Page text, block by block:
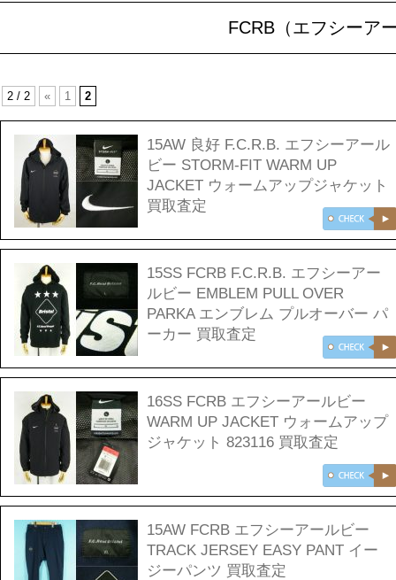
FCRB（エフシーア
2 / 2 « 1 2
15AW 良好 F.C.R.B. エフシーアール
ビー STORM-FIT WARM UP
JACKET ウォームアップジャケット
買取査定
15SS FCRB F.C.R.B. エフシーアー
ルビー EMBLEM PULL OVER
PARKA エンブレム プルオーバー パ
ーカー 買取査定
16SS FCRB エフシーアールビー
WARM UP JACKET ウォームアップ
ジャケット 823116 買取査定
15AW FCRB エフシーアールビー
TRACK JERSEY EASY PANT イー
ジーパンツ 買取査定